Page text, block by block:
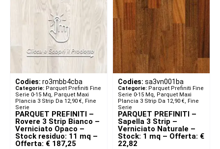
Codies: ro3mbb4cba
Categorie: Parquet Prefiniti Fine
Serie 0-15 Mq, Parquet Maxi
Plancia 3 Strip Da 12,90 €, Fine
Serie
PARQUET PREFINITI –
Rovere 3 Strip Bianco –
Verniciato Opaco –
Stock residuo: 11 mq –
Offerta: € 187,25
Codies: sa3vn001ba
Categorie: Parquet Prefiniti Fine
Serie 0-15 Mq, Parquet Maxi
Plancia 3 Strip Da 12,90 €, Fine
Serie
PARQUET PREFINITI –
Sapella 3 Strip –
Verniciato Naturale –
Stock: 1 mq – Offerta: €
22,82